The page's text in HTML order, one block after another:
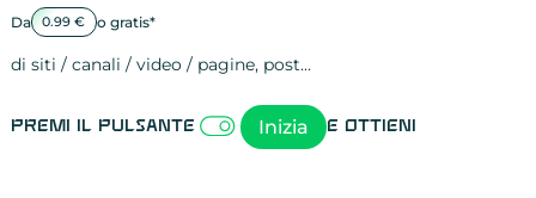
Da 0.99 € o gratis*
di siti / canali / video / pagine, post…
Premi il pulsante Inizia e ottieni